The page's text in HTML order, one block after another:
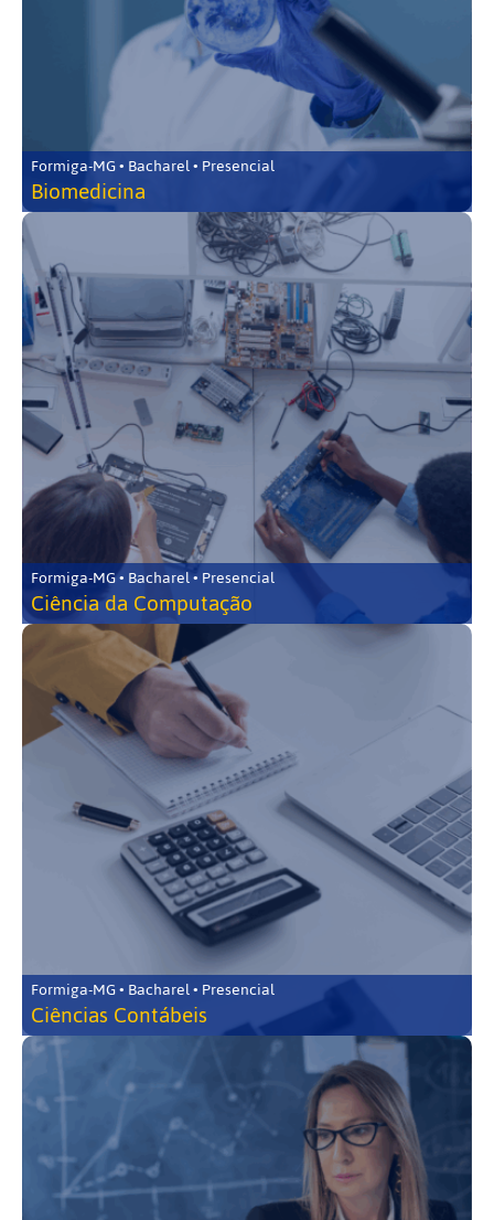
Formiga-MG • Bacharel • Presencial
Biomedicina
Formiga-MG • Bacharel • Presencial
Ciência da Computação
Formiga-MG • Bacharel • Presencial
Ciências Contábeis